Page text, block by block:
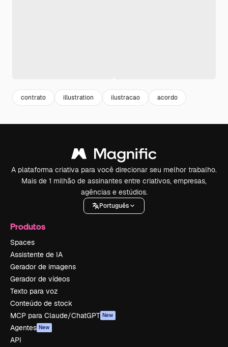
contrato illustration ilustracao acordo
A plataforma criativa para você direcionar seu melhor trabalho.
Mais de 1 milhão de assinantes entre criativos, empresas,
agências e estúdios.
Português
Produtos
Spaces
Assistente de IA
Gerador de imagens
Gerador de vídeos
Texto para voz
Conteúdo de stock
MCP para Claude/ChatGPT New
Agentes New
API